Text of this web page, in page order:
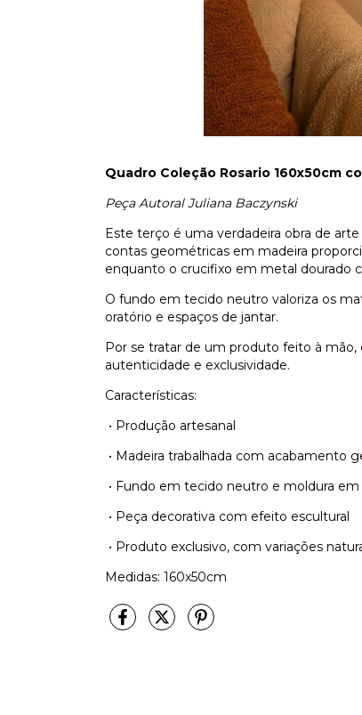
Quadro Coleção Rosario 160x50cm
Peça Autoral Juliana Baczynski
Este terço é uma verdadeira obra de
contas geométricas em madeira
enquanto o crucifixo em metal dourado
O fundo em tecido neutro valoriza os
oratório e espaços de jantar.
Por se tratar de um produto feito à mão,
autenticidade e exclusividade.
Características:
• Produção artesanal
• Madeira trabalhada com acabamento
• Fundo em tecido neutro e moldura em
• Peça decorativa com efeito escultural
• Produto exclusivo, com variações
Medidas: 160x50cm